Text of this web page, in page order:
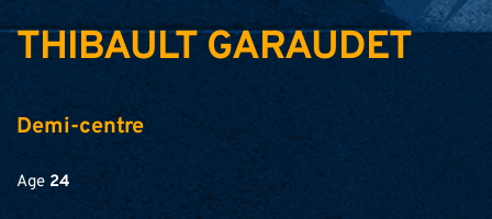
THIBAULT GARAUDET
Demi-centre
Age 24